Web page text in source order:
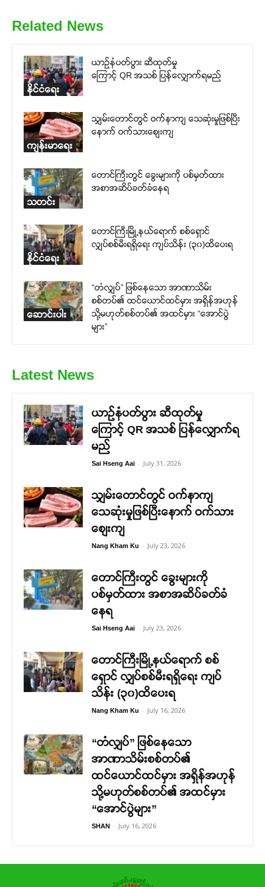
Related News
နိုင်ငံရေး
ယာဉ်နံပတ်ပွား ဆီထုတ်မှု
ကြောင့် QR အသစ် ပြန်လျှောက်ရမည်
ကျန်းမာရေး
သျှမ်းတောင်တွင် ဝက်နာကျ သေဆုံးမှုဖြစ်ပြီး
နောက် ဝက်သားစျေးကျ
သတင်း
တောင်ကြီးတွင် ခွေးများကို ပစ်မှတ်ထား
အစာအဆိပ်ခတ်ခံနေရ
နိုင်ငံရေး
တောင်ကြီးမြို့နယ်ရောက် စစ်ရှောင်
လျှပ်စစ်မီးရရှိရေး ကျပ်သိန်း (၃၀)ထိပေးရ
ဆောင်းပါး
“တံလျှပ်” ဖြစ်နေသော အာဏာသိမ်း
စစ်တပ်၏ ထင်ယောင်ထင်မှား အရှိန်အဟုန်
သို့မဟုတ်စစ်တပ်၏ အထင်မှား “အောင်ပွဲ
များ”
Latest News
ယာဉ်နံပတ်ပွား ဆီထုတ်မှု
ကြောင့် QR အသစ် ပြန်လျှောက်ရ
မည်
Sai Hseng Aai - July 31, 2026
သျှမ်းတောင်တွင် ဝက်နာကျ
သေဆုံးမှုဖြစ်ပြီးနောက် ဝက်သား
စျေးကျ
Nang Kham Ku - July 23, 2026
တောင်ကြီးတွင် ခွေးများကို
ပစ်မှတ်ထား အစာအဆိပ်ခတ်ခံ
နေရ
Sai Hseng Aai - July 23, 2026
တောင်ကြီးမြို့နယ်ရောက် စစ်
ရှောင် လျှပ်စစ်မီးရရှိရေး ကျပ်
သိန်း (၃၀)ထိပေးရ
Nang Kham Ku - July 16, 2026
“တံလျှပ်” ဖြစ်နေသော
အာဏာသိမ်းစစ်တပ်၏
ထင်ယောင်ထင်မှား အရှိန်အဟုန်
သို့မဟုတ်စစ်တပ်၏ အထင်မှား
“အောင်ပွဲများ”
SHAN - July 16, 2026